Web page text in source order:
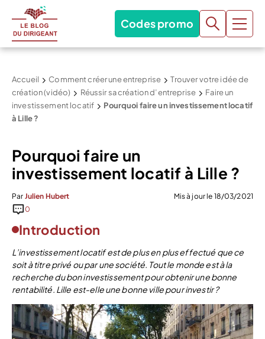
Codes promo
Accueil Comment créer une entreprise
Trouver votre idée de
création (vidéo)
Réussir sa création d’entreprise
Faire un
investissement locatif
Pourquoi faire un investissement locatif
à Lille ?
Pourquoi faire un
investissement locatif à Lille ?
Par Julien Hubert
Mis à jour le 18/03/2021
0
Introduction
L’investissement locatif est de plus en plus effectué que ce
soit à titre privé ou par une société. Tout le monde est à la
recherche du bon investissement pour obtenir une bonne
rentabilité. Lille est-elle une bonne ville pour investir ?